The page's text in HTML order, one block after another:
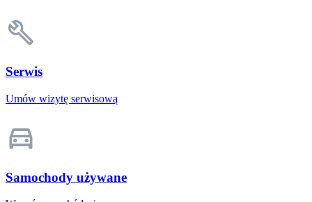
Serwis
Umów wizytę serwisową
Samochody używane